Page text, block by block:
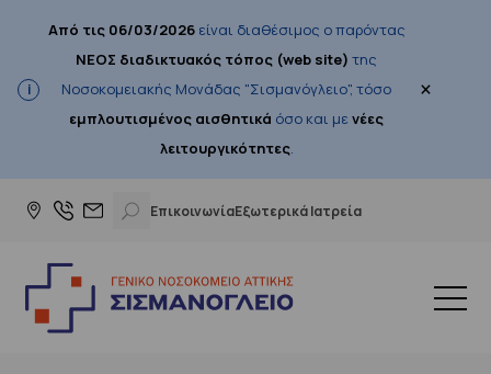
Από τις 06/03/2026είναι διαθέσιμος ο παρόντας
ΝΕΟΣ διαδικτυακός τόπος (web site) της
Νοσοκομειακής Μονάδας "Σισμανόγλειο", τόσο
εμπλουτισμένος αισθητικά όσο και μενέες
λειτουργικότητες.
×
ΕπικοινωνίαΕξωτερικά Ιατρεία